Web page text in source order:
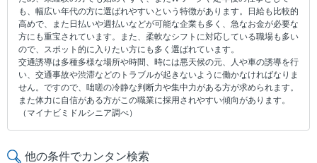
も、幅広い年代の方に選ばれやすいという特徴があります。日給も比較的
高めで、また日払いや週払いなどが可能な企業も多く、急なお金が必要な
方にも重宝されています。また、柔軟なシフトに対応している職場も多い
ので、スポット的に入りたい方にも多く選ばれています。
交通誘導は多種多様な場所や時間、時には悪天候の元、人や車の誘導を行
い、交通事故や渋滞などのトラブルが起きないように働かなければなりま
せん。ですので、咄嗟の冷静な判断力や集中力がある方が求められます。
また体力に自信がある方がこの職業に採用されやすい傾向があります。
（マイナビミドルシニア調べ）
他の条件でカンタン検索